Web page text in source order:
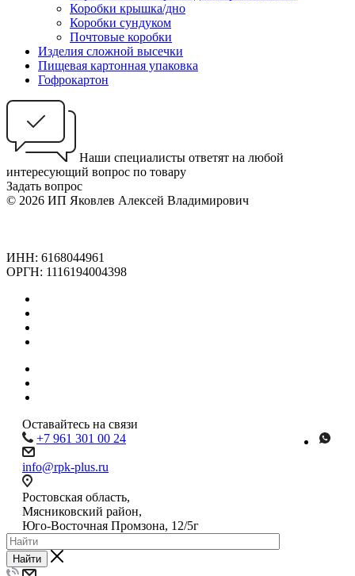
Коробки крышка/дно
Коробки сундуком
Почтовые коробки
Изделия сложной высечки
Пищевая картонная упаковка
Гофрокартон
Наши специалисты ответят на любой
интересующий вопрос по товару
Задать вопрос
© 2026 ИП Яковлев Алексей Владимирович
ИНН: 6168044961
ОРГН: 1116194004398
Оставайтесь на связи
+7 961 301 00 24
info@rpk-plus.ru
Ростовская область,
Мясниковский район,
Юго-Восточная Промзона, 12/5г
Найти